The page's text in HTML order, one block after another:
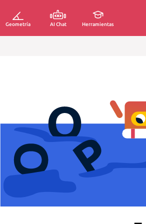
Geometría AI Chat Herramientas